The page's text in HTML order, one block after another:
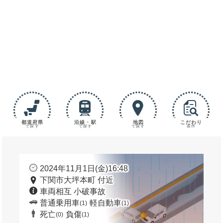
都道府県
で探す
沿線・駅
で探す
地図
で探す
こだわり
条件
2024年11月1日(金)16:48
下関市大坪本町 付近
車両相互 小破事故
普通乗用車(1) 軽自動車(1)
死亡(0) 負傷(1)